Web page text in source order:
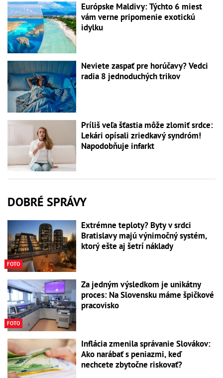
Európske Maldivy: Týchto 6 miest
vám verne pripomenie exotickú
idylku
Neviete zaspať pre horúčavy? Vedci
radia 8 jednoduchých trikov
Príliš veľa šťastia môže zlomiť srdce:
Lekári opísali zriedkavý syndróm!
Napodobňuje infarkt
DOBRÉ SPRÁVY
FOTO
Extrémne teploty? Byty v srdci
Bratislavy majú výnimočný systém,
ktorý ešte aj šetrí náklady
FOTO
Za jedným výsledkom je unikátny
proces: Na Slovensku máme špičkové
pracovisko
Inflácia zmenila správanie Slovákov:
Ako narábať s peniazmi, keď
nechcete zbytočne riskovať?